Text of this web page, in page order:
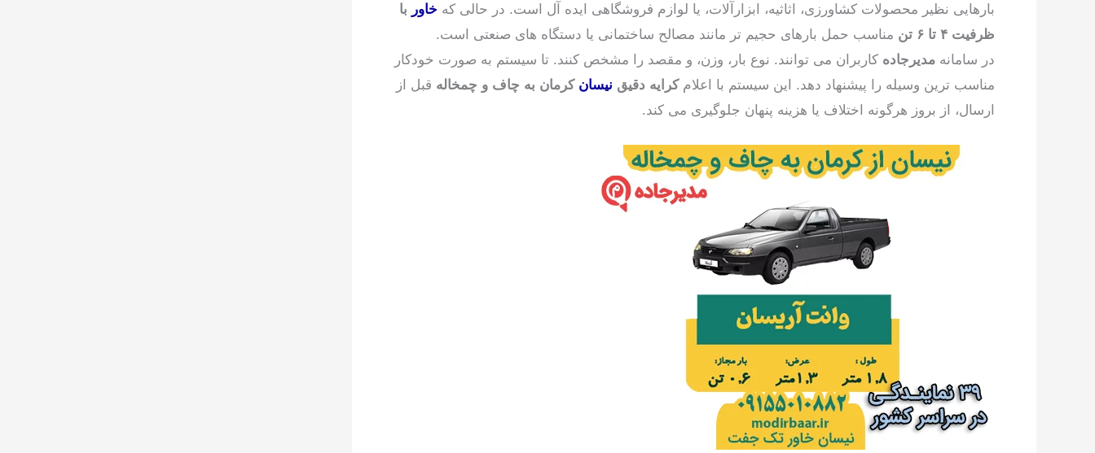
بارهایی نظیر محصولات کشاورزی، اثاثیه، ابزارآلات، یا لوازم فروشگاهی ایده آل است. در حالی که خاور با
ظرفیت ۴ تا ۶ تن
مناسب حمل بارهای حجیم تر مانند مصالح ساختمانی یا دستگاه های صنعتی است.
در سامانه مدیرجاده کاربران می توانند. نوع بار، وزن، و مقصد را مشخص کنند. تا سیستم به صورت خودکار
مناسب ترین وسیله را پیشنهاد دهد. این سیستم با اعلامکرایه دقیق نیسان کرمان به چاف و چمخاله قبل از
ارسال، از بروز هرگونه اختلاف یا هزینه پنهان جلوگیری می کند.